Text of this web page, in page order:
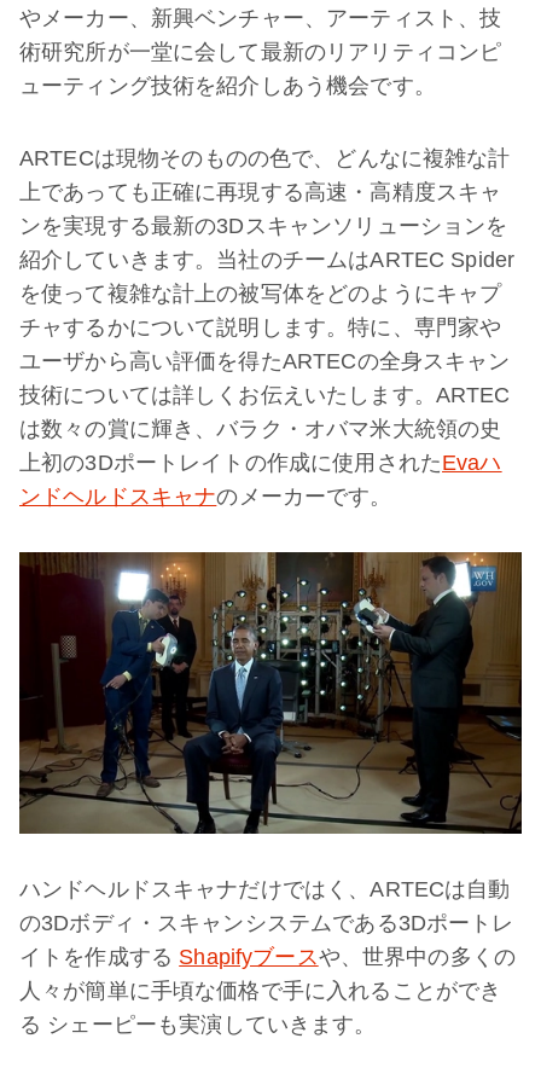
やメーカー、新興ベンチャー、アーティスト、技
術研究所が一堂に会して最新のリアリティコンピ
ューティング技術を紹介しあう機会です。
ARTECは現物そのものの色で、どんなに複雑な計
上であっても正確に再現する高速・高精度スキャ
ンを実現する最新の3Dスキャンソリューションを
紹介していきます。当社のチームはARTEC Spider
を使って複雑な計上の被写体をどのようにキャプ
チャするかについて説明します。特に、専門家や
ユーザから高い評価を得たARTECの全身スキャン
技術については詳しくお伝えいたします。ARTEC
は数々の賞に輝き、バラク・オバマ米大統領の史
上初の3Dポートレイトの作成に使用されたEvaハ
ンドヘルドスキャナのメーカーです。
ハンドヘルドスキャナだけではく、ARTECは自動
の3Dボディ・スキャンシステムである3Dポートレ
イトを作成する Shapifyブースや、世界中の多くの
人々が簡単に手頃な価格で手に入れることができ
る シェーピー も実演していきます。